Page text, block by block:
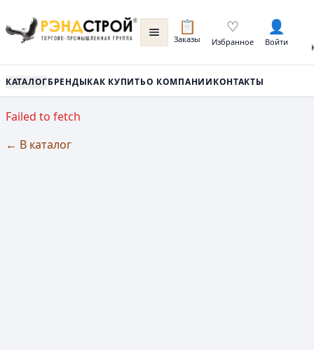
📋
Заказы
♡
Избранное
👤
Войти
КАТАЛОГБРЕНДЫКАК КУПИТЬО КОМПАНИИКОНТАКТЫ
Failed to fetch
← В каталог